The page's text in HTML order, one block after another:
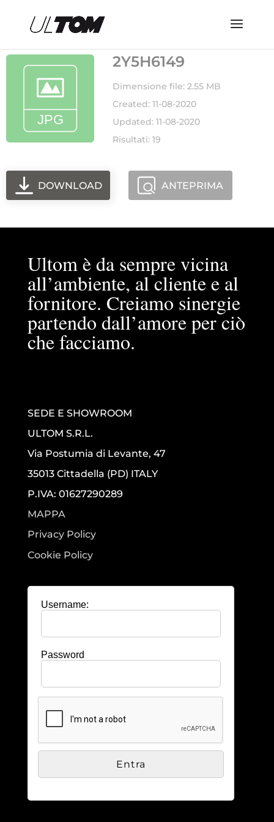
2Y5H6149
Dimensione file: 2.55 MB
Created: 11-08-2020
Updated: 11-08-2020
Risultati: 19
DOWNLOAD ANTEPRIMA
Ultom è da sempre vicina
all’ambiente, al cliente e al
fornitore. Creiamo sinergie
partendo dall’amore per ciò
che facciamo.
SEDE E SHOWROOM
ULTOM S.R.L.
Via Postumia di Levante, 47
35013 Cittadella (PD) ITALY
P.IVA: 01627290289
MAPPA
Privacy Policy
Cookie Policy
Username:
Password